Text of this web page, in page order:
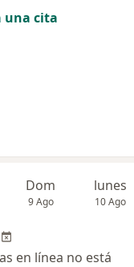
una cita
Dom
9 Ago
lunes
10 Ago
en línea no está